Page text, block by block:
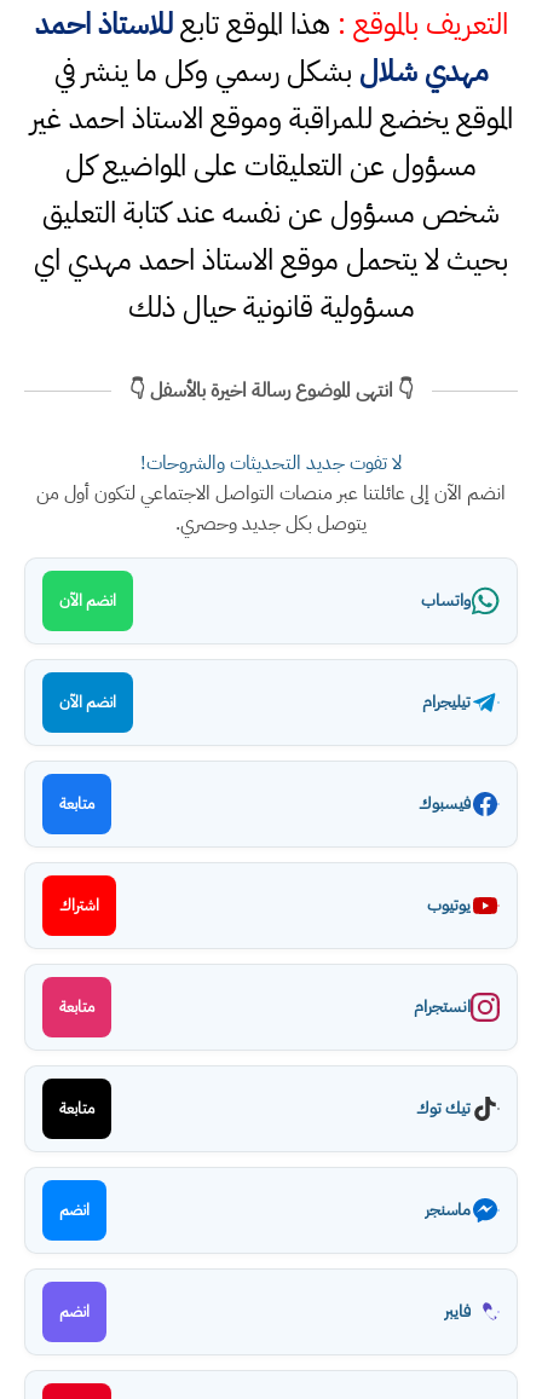
التعريف بالموقع : هذا الموقع تابعللاستاذ احمد
مهدي شلال بشكل رسمي وكل ما ينشر في
الموقع يخضع للمراقبة وموقع الاستاذ احمد غير
مسؤول عن التعليقات على المواضيع كل
شخص مسؤول عن نفسه عند كتابة التعليق
بحيث لا يتحمل موقع الاستاذ احمد مهدي اي
مسؤولية قانونية حيال ذلك
👇 انتهى الموضوع رسالة اخيرة بالأسفل 👇
لا تفوت جديد التحديثات والشروحات!
انضم الآن إلى عائلتنا عبر منصات التواصل الاجتماعي لتكون أول من
يتوصل بكل جديد وحصري.
واتساب انضم الآن
تيليجرام انضم الآن
فيسبوك متابعة
يوتيوب اشتراك
انستجرام متابعة
تيك توك متابعة
ماسنجر انضم
فايبر انضم